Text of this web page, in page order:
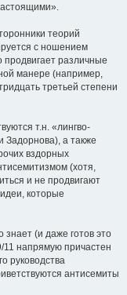
теорий
с ношением
продвигает различные
манере (например,
третьей степени
т.н. «лингво-
Задорнова), а также
вздорных
(хотя,
и не продвигают
которые
знает (и даже готов это
11 напрямую причастен
руководства
антисемиты